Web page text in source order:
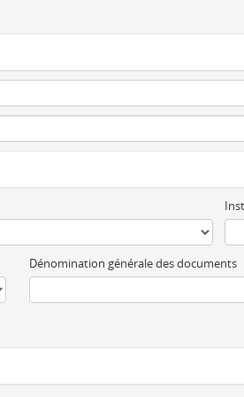
Dénomination générale des documents